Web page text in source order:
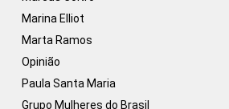
Marina Elliot
Marta Ramos
Opinião
Paula Santa Maria
Grupo Mulheres do Brasil